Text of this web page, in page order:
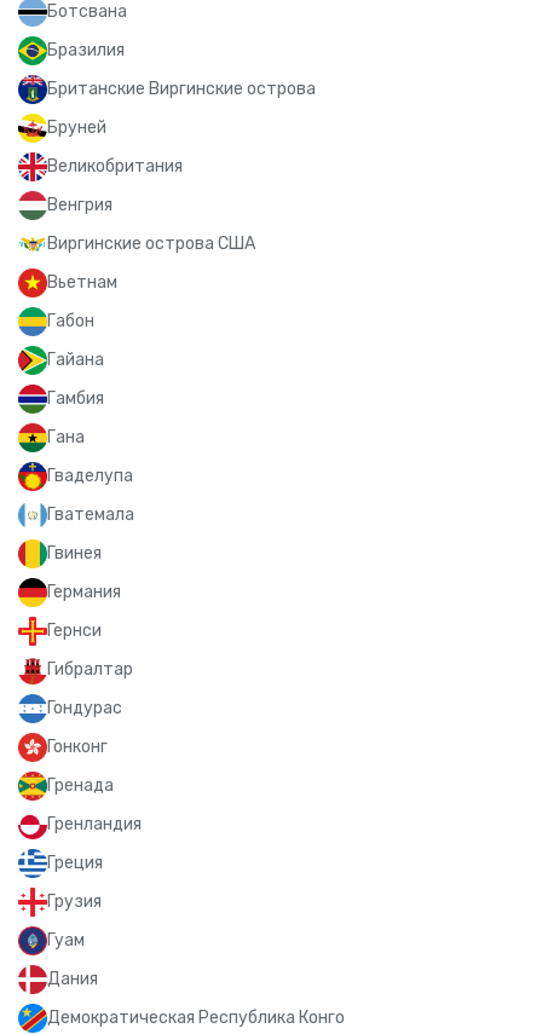
Ботсвана
Бразилия
Британские Виргинские острова
Бруней
Великобритания
Венгрия
Виргинские острова США
Вьетнам
Габон
Гайана
Гамбия
Гана
Гваделупа
Гватемала
Гвинея
Германия
Гернси
Гибралтар
Гондурас
Гонконг
Гренада
Гренландия
Греция
Грузия
Гуам
Дания
Демократическая Республика Конго